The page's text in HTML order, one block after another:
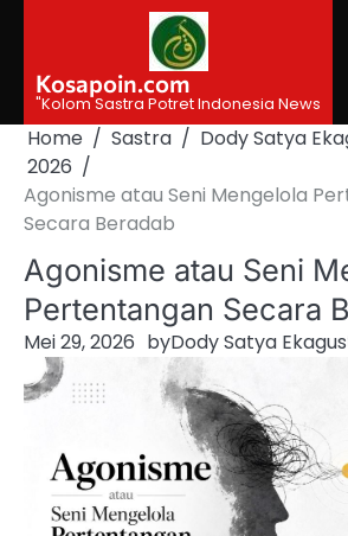
contentKosapoin.com
"Kolom Sastra Potret Indonesia News
Home Sastra
Dody Satya
2026
Agonisme atau Seni Mengelola
Secara Beradab
Agonisme atau Seni
Pertentangan Secara
Mei 29, 2026 byDody Satya